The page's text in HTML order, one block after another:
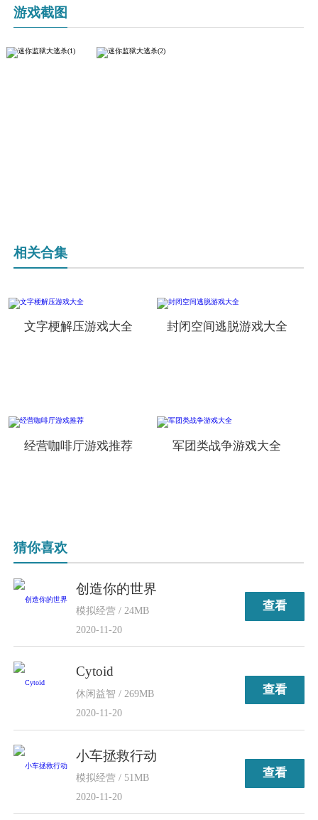
游戏截图
相关合集
文字梗解压游戏大全 封闭空间逃脱游戏大全
经营咖啡厅游戏推荐 军团类战争游戏大全
猜你喜欢
创造你的世界
模拟经营 / 24MB
2020-11-20
查看
Cytoid
休闲益智 / 269MB
2020-11-20
查看
小车拯救行动
模拟经营 / 51MB
2020-11-20
查看